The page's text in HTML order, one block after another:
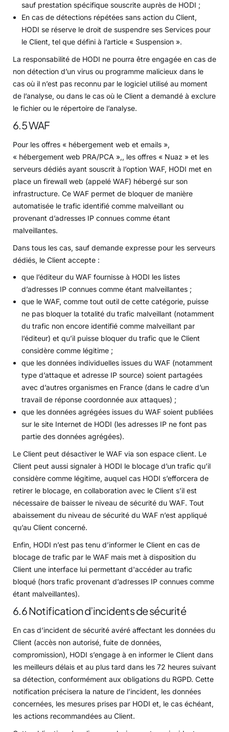
sauf prestation spécifique souscrite auprès de HODI ;
En cas de détections répétées sans action du Client,
HODI se réserve le droit de suspendre ses Services pour
le Client, tel que défini à l’article « Suspension ».
La responsabilité de HODI ne pourra être engagée en cas de
non détection d’un virus ou programme malicieux dans le
cas où il n’est pas reconnu par le logiciel utilisé au moment
de l’analyse, ou dans le cas où le Client a demandé à exclure
le fichier ou le répertoire de l’analyse.
6.5 WAF
Pour les offres « hébergement web et emails »,
« hébergement web PRA/PCA »,, les offres « Nuaz » et les
serveurs dédiés ayant souscrit à l’option WAF, HODI met en
place un firewall web (appelé WAF) hébergé sur son
infrastructure. Ce WAF permet de bloquer de manière
automatisée le trafic identifié comme malveillant ou
provenant d’adresses IP connues comme étant
malveillantes.
Dans tous les cas, sauf demande expresse pour les serveurs
dédiés, le Client accepte :
que l’éditeur du WAF fournisse à HODI les listes
d’adresses IP connues comme étant malveillantes ;
que le WAF, comme tout outil de cette catégorie, puisse
ne pas bloquer la totalité du trafic malveillant (notamment
du trafic non encore identifié comme malveillant par
l’éditeur) et qu’il puisse bloquer du trafic que le Client
considère comme légitime ;
que les données individuelles issues du WAF (notamment
type d’attaque et adresse IP source) soient partagées
avec d’autres organismes en France (dans le cadre d’un
travail de réponse coordonnée aux attaques) ;
que les données agrégées issues du WAF soient publiées
sur le site Internet de HODI (les adresses IP ne font pas
partie des données agrégées).
Le Client peut désactiver le WAF via son espace client. Le
Client peut aussi signaler à HODI le blocage d’un trafic qu’il
considère comme légitime, auquel cas HODI s’efforcera de
retirer le blocage, en collaboration avec le Client s’il est
nécessaire de baisser le niveau de sécurité du WAF. Tout
abaissement du niveau de sécurité du WAF n’est appliqué
qu’au Client concerné.
Enfin, HODI n’est pas tenu d’informer le Client en cas de
blocage de trafic par le WAF mais met à disposition du
Client une interface lui permettant d'accéder au trafic
bloqué (hors trafic provenant d’adresses IP connues comme
étant malveillantes).
6.6 Notification d’incidents de sécurité
En cas d’incident de sécurité avéré affectant les données du
Client (accès non autorisé, fuite de données,
compromission), HODI s’engage à en informer le Client dans
les meilleurs délais et au plus tard dans les 72 heures suivant
sa détection, conformément aux obligations du RGPD. Cette
notification précisera la nature de l’incident, les données
concernées, les mesures prises par HODI et, le cas échéant,
les actions recommandées au Client.